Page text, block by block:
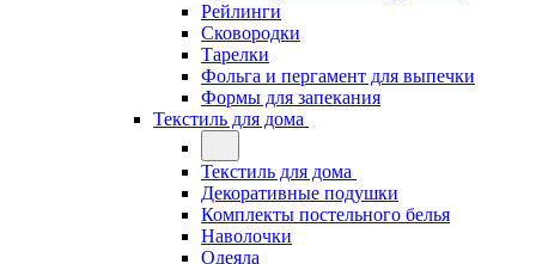
Рейлинги
Сковородки
Тарелки
Фольга и пергамент для выпечки
Формы для запекания
Текстиль для дома
Текстиль для дома
Декоративные подушки
Комплекты постельного белья
Наволочки
Одеяла